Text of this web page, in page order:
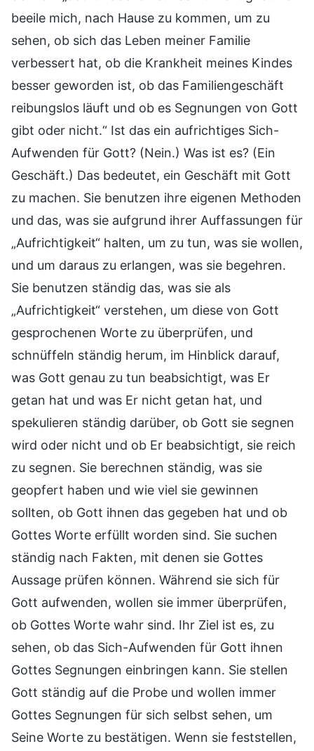
beeile mich, nach Hause zu kommen, um zu
sehen, ob sich das Leben meiner Familie
verbessert hat, ob die Krankheit meines Kindes
besser geworden ist, ob das Familiengeschäft
reibungslos läuft und ob es Segnungen von Gott
gibt oder nicht.“ Ist das ein aufrichtiges Sich-
Aufwenden für Gott? (Nein.) Was ist es? (Ein
Geschäft.) Das bedeutet, ein Geschäft mit Gott
zu machen. Sie benutzen ihre eigenen Methoden
und das, was sie aufgrund ihrer Auffassungen für
„Aufrichtigkeit“ halten, um zu tun, was sie wollen,
und um daraus zu erlangen, was sie begehren.
Sie benutzen ständig das, was sie als
„Aufrichtigkeit“ verstehen, um diese von Gott
gesprochenen Worte zu überprüfen, und
schnüffeln ständig herum, im Hinblick darauf,
was Gott genau zu tun beabsichtigt, was Er
getan hat und was Er nicht getan hat, und
spekulieren ständig darüber, ob Gott sie segnen
wird oder nicht und ob Er beabsichtigt, sie reich
zu segnen. Sie berechnen ständig, was sie
geopfert haben und wie viel sie gewinnen
sollten, ob Gott ihnen das gegeben hat und ob
Gottes Worte erfüllt worden sind. Sie suchen
ständig nach Fakten, mit denen sie Gottes
Aussage prüfen können. Während sie sich für
Gott aufwenden, wollen sie immer überprüfen,
ob Gottes Worte wahr sind. Ihr Ziel ist es, zu
sehen, ob das Sich-Aufwenden für Gott ihnen
Gottes Segnungen einbringen kann. Sie stellen
Gott ständig auf die Probe und wollen immer
Gottes Segnungen für sich selbst sehen, um
Seine Worte zu bestätigen. Wenn sie feststellen,